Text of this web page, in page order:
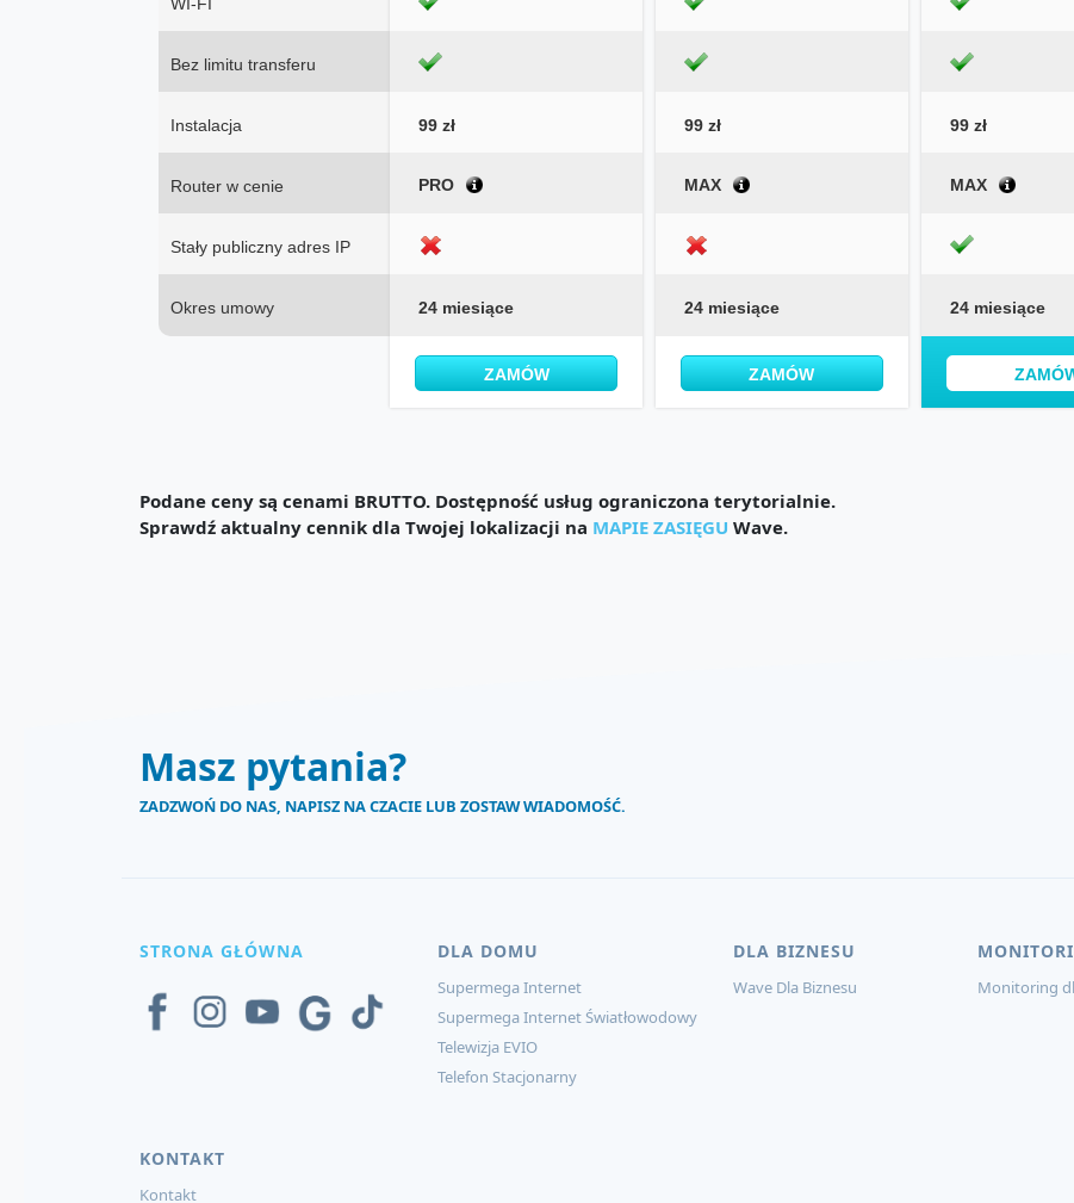
Bez limitu transferu
Instalacja
Router w cenie
Stały publiczny adres IP
Okres umowy
99 zł
PRO
24 miesiące
ZAMÓW
99 zł
MAX
24 miesiące
ZAMÓW
99 zł
MAX
24 miesiące
Podane ceny są cenami BRUTTO. Dostępność usług ograniczona terytorialnie.
Sprawdź aktualny cennik dla Twojej lokalizacji na MAPIE ZASIĘGU Wave.
Masz pytania?
ZADZWOŃ DO NAS, NAPISZ NA CZACIE LUB ZOSTAW WIADOMOŚĆ.
STRONA GŁÓWNA DLA DOMU
Supermega Internet
Supermega Internet Światłowodowy
Telewizja EVIO
Telefon Stacjonarny
DLA BIZNESU
Wave Dla Biznesu Monitoring
KONTAKT
Kontakt